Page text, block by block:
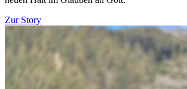
Zur Story